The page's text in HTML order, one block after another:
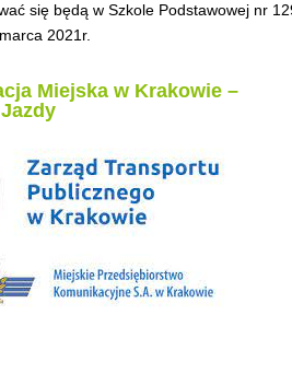
się będą w Szkole Podstawowej nr
2021r.
Miejska w Krakowie –